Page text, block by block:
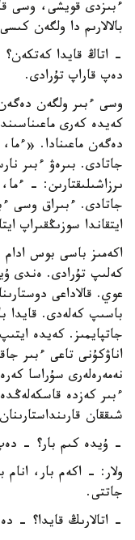
ءبىزدى قويشى، وسى
بالالارىم دا ولگەن
- اتاڭ قايدا
دەپ قاراپ تۇرادى.
وسى ءبىر ولگەن
كەيدە كەرى
دەگەن ماعىنادا.
جاتادى. بىرەۋ ءبىر
ىرزاشىلىقتارىن: -
جاتادى. ءبىراق وسى
ايتقاندا سوزىڭقىراپ
اكەمىز باسى بوس ادام
كەلىپ تۇرادى. ەندى
عوي. قالاداعى
باسىپ كەلەدى. قايدا
جاتپايمىز. كەيدە
اناۋكۇنى تاعى ءبىر
نەمەرەلەرى سۇراسا
ءبىر كەزدە
شىققان
- ۇيدە كىم بار؟ -
ولار: - اكەم بار،
جاتتى.
- اتالارىڭ قايدا؟ -